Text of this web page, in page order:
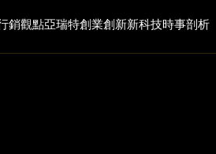
銷觀點亞瑞特創業創新新科技時事剖析